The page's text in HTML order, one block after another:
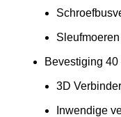
Sleufmoeren
Bevestiging 40
3D
Inwendige